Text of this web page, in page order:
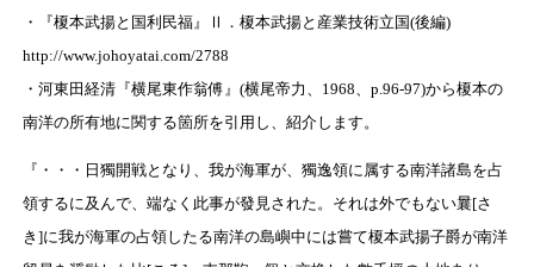
・『榎本武揚と国利民福』Ⅱ．榎本武揚と産業技術立国(後編)
http://www.johoyatai.com/2788
・河東田経清『横尾東作翁傅』(横尾帝力、1968、p.96-97)から榎本の
南洋の所有地に関する箇所を引用し、紹介します。
『・・・日獨開戦となり、我が海軍が、獨逸領に属する南洋諸島を占
領するに及んで、端なく此事が發見された。それは外でもない曩[さ
き]に我が海軍の占領したる南洋の島嶼中には嘗て榎本武揚子爵が南洋